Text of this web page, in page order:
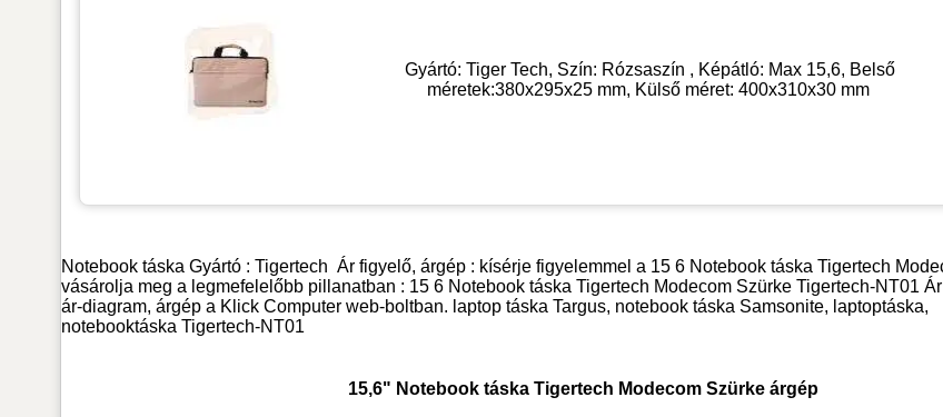
Gyártó: Tiger Tech, Szín: Rózsaszín , Képátló: Max 15,6, Belső
méretek:380x295x25 mm, Külső méret: 400x310x30 mm
Notebook táska Gyártó : Tigertech Ár figyelő, árgép : kísérje figyelemmel a 15 6 Notebook táska Tigertech
vásárolja meg a legmefelelőbb pillanatban : 15 6 Notebook táska Tigertech Modecom Szürke Tigertech-NT01
ár-diagram, árgép a Klick Computer web-boltban. laptop táska Targus, notebook táska Samsonite, laptoptáska,
notebooktáska Tigertech-NT01
15,6" Notebook táska Tigertech Modecom Szürke árgép